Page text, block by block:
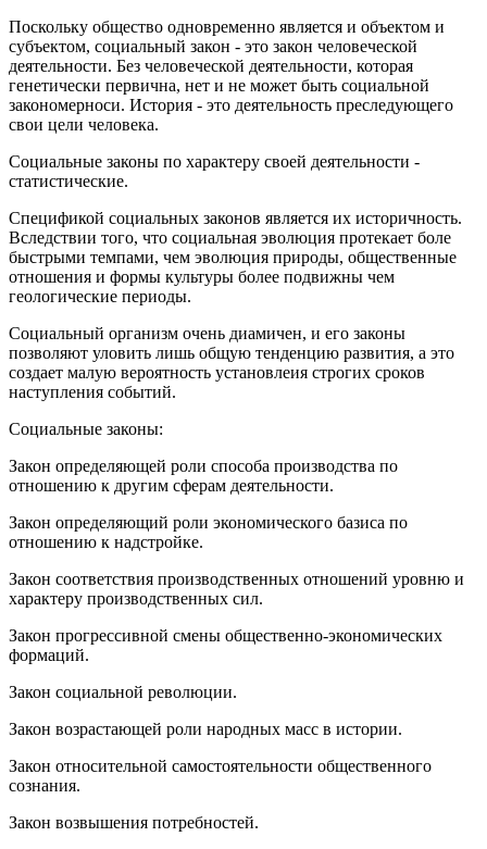
Поскольку общество одновременно является и объектом и
субъектом, социальный закон - это закон человеческой
деятельности. Без человеческой деятельности, которая
генетически первична, нет и не может быть социальной
закономерноси. История - это деятельность преследующего
свои цели человека.
Социальные законы по характеру своей деятельности -
статистические.
Спецификой социальных законов является их историчность.
Вследствии того, что социальная эволюция протекает боле
быстрыми темпами, чем эволюция природы, общественные
отношения и формы культуры более подвижны чем
геологические периоды.
Социальный организм очень диамичен, и его законы
позволяют уловить лишь общую тенденцию развития, а это
создает малую вероятность установлеия строгих сроков
наступления событий.
Социальные законы:
Закон определяющей роли способа производства по
отношению к другим сферам деятельности.
Закон определяющий роли экономического базиса по
отношению к надстройке.
Закон соответствия производственных отношений уровню и
характеру производственных сил.
Закон прогрессивной смены общественно-экономических
формаций.
Закон социальной революции.
Закон возрастающей роли народных масс в истории.
Закон относительной самостоятельности общественного
сознания.
Закон возвышения потребностей.